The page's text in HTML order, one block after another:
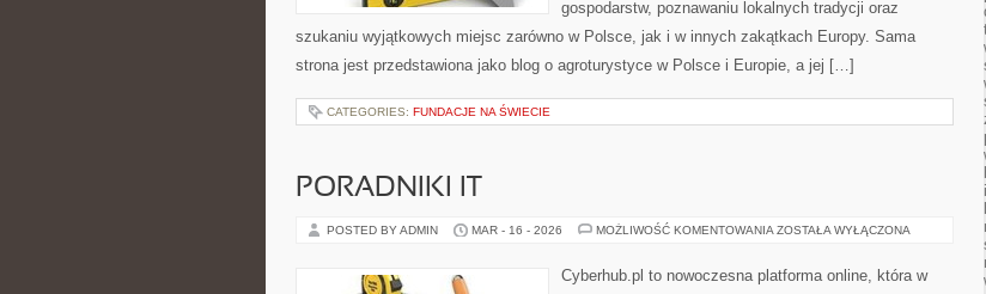
gospodarstw, poznawaniu lokalnych tradycji oraz
szukaniu wyjątkowych miejsc zarówno w Polsce, jak i w innych zakątkach Europy. Sama
strona jest przedstawiona jako blog o agroturystyce w Polsce i Europie, a jej […]
CATEGORIES: FUNDACJE NA ŚWIECIE
PORADNIKI IT
POSTED BY ADMIN MAR - 16 - 2026 MOŻLIWOŚĆ KOMENTOWANIA PORADNIKI
ZOSTAŁA WYŁĄCZONA
Cyberhub.pl to nowoczesna platforma online, która w